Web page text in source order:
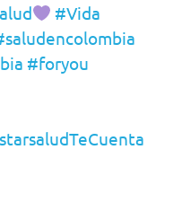
#Vida
#foryou